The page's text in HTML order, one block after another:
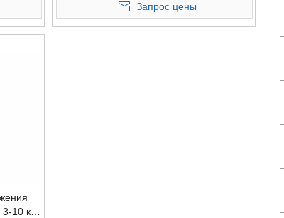
Запрос цены
10 км.